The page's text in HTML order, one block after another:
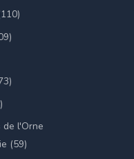
de l'Orne
(59)